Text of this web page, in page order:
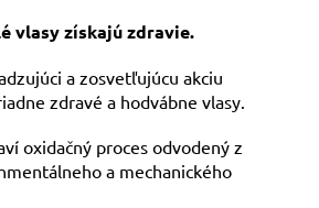
vlasy získajú zdravie.
a zosvetľujúcu akciu
zdravé a hodvábne vlasy.
oxidačný proces odvodený z
a mechanického